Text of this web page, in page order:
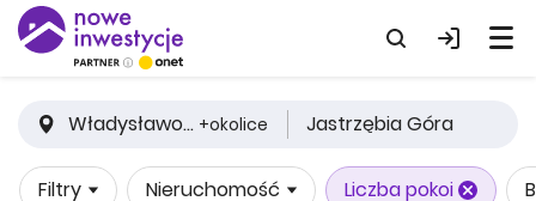
Władysławowo (gm.) +okolice Jastrzębia Góra
Filtry Nieruchomość Liczba pokoi